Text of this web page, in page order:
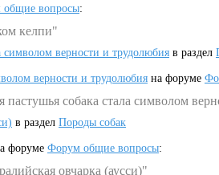
вопросы:
келпи"
символом верности и трудолюбия в раздел
верности и трудолюбия на форуме
собака стала символом
в раздел Породы собак
форуме Форум общие вопросы:
овчарка (аусси)"